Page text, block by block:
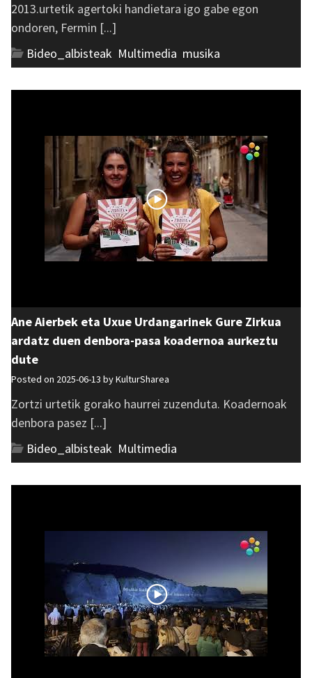
2013.urtetik agertoki handietara igo gabe egon
ondoren, Fermin [...]
Bideo_albisteak Multimedia musika
Ane Aierbek eta Uxue Urdangarinek Gure Zirkua
ardatz duen denbora-pasa koadernoa aurkeztu
dute
Posted on 2025-06-13 byKulturSharea
Zortzi urtetik gorako haurrei zuzenduta. Koadernoak
denbora pasez [...]
Bideo_albisteak Multimedia